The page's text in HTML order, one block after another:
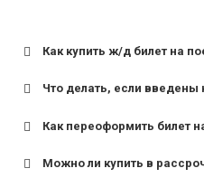
Как купить ж/д билет на
Что делать, если
Как переоформить билет
Можно ли купить в